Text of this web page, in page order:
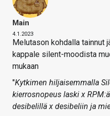
Main
4.1.2023
Melutason kohdalla tainnut
kappale silent-moodista
mukaan
"Kytkimen hiljaisemmalla
kierrosnopeus laski x
desibelillä x desibeliin ja